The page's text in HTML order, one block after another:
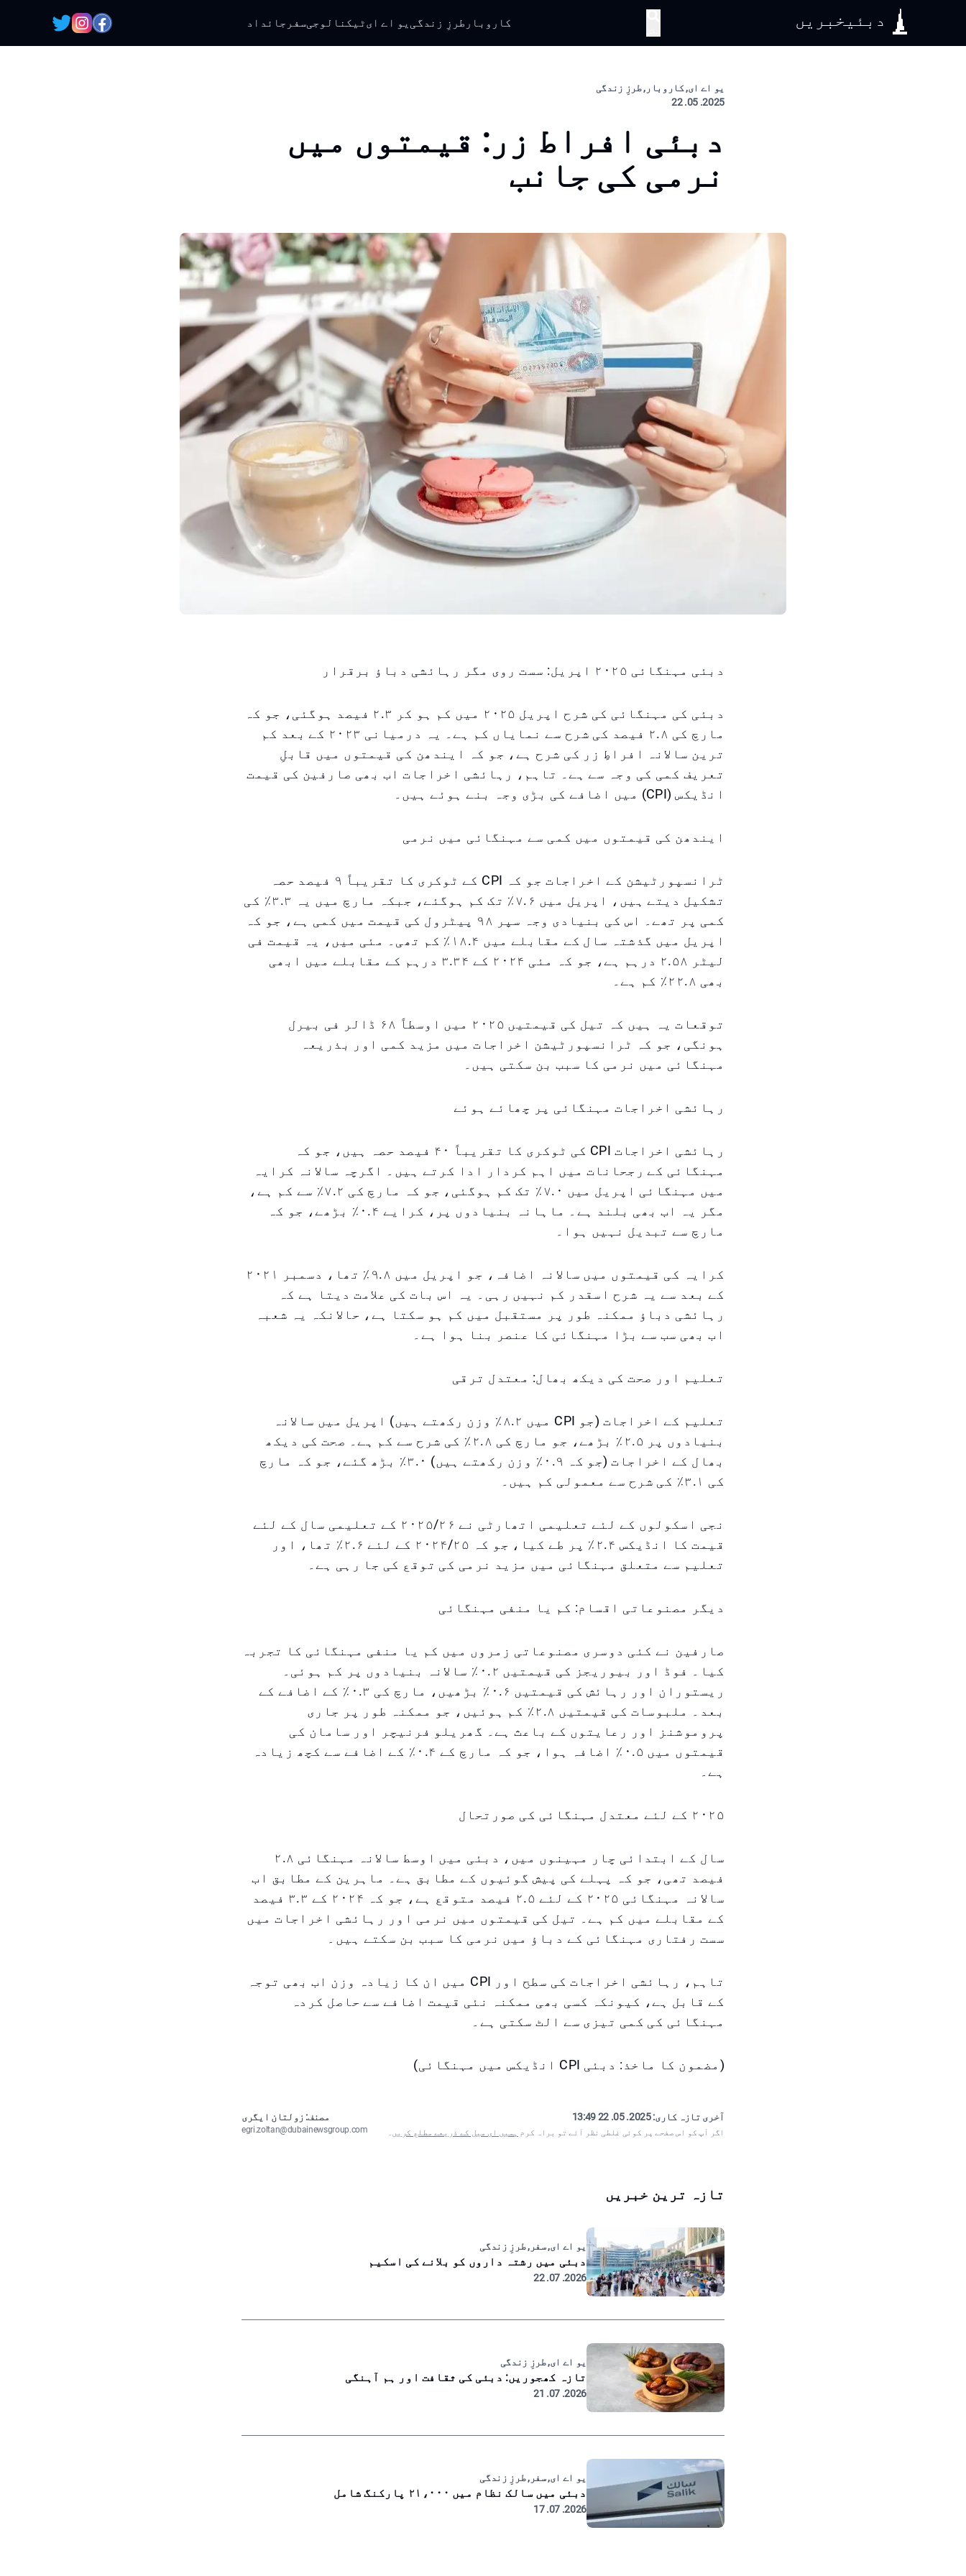
دبئیخبریں کاروبار طرزِ زندگی یو اے ایٹیکنالوجیسفر جائداد
یو اے ای, کاروبار, طرزِ زندگی
2025. 05. 22
دبئی افراط زر: قیمتوں میں
نرمی کی جانب
دبئی مہنگائی ۲۰۲۵ اپریل: سست روی مگر رہائشی دباؤ برقرار
دبئی کی مہنگائی کی شرح اپریل ۲۰۲۵ میں کم ہو کر ۲.۳ فیصد ہوگئی، جو کہ
مارچ کی ۲.۸ فیصد کی شرح سے نمایاں کم ہے۔ یہ درمیانی ۲۰۲۳ کے بعد کم
ترین سالانہ افراطِ زر کی شرح ہے، جو کہ ایندھن کی قیمتوں میں قابلِ
تعریف کمی کی وجہ سے ہے۔ تاہم، رہائشی اخراجات اب بھی صارفین کی قیمت
انڈیکس (CPI) میں اضافے کی بڑی وجہ بنے ہوئے ہیں۔
ایندھن کی قیمتوں میں کمی سے مہنگائی میں نرمی
ٹرانسپورٹیشن کے اخراجات جو کہ CPI کے ٹوکری کا تقریباً ۹ فیصد حصہ
تشکیل دیتے ہیں، اپریل میں ۷.۶٪ تک کم ہوگئے، جبکہ مارچ میں یہ ۳.۳٪ کی
کمی پر تھے۔ اس کی بنیادی وجہ سپر ۹۸ پیٹرول کی قیمت میں کمی ہے، جو کہ
اپریل میں گذشتہ سال کے مقابلے میں ۱۸.۴٪ کم تھی۔ مئی میں، یہ قیمت فی
لیٹر ۲.۵۸ درہم ہے، جو کہ مئی ۲۰۲۴ کے ۳.۳۴ درہم کے مقابلے میں ابھی
بھی ۲۲.۸٪ کم ہے۔
توقعات یہ ہیں کہ تیل کی قیمتیں ۲۰۲۵ میں اوسطاً ۶۸ ڈالر فی بیرل
ہونگی، جو کہ ٹرانسپورٹیشن اخراجات میں مزید کمی اور بذریعہ
مہنگائی میں نرمی کا سبب بن سکتی ہیں۔
رہائشی اخراجات مہنگائی پر چھائے ہوئے
رہائشی اخراجات CPI کی ٹوکری کا تقریباً ۴۰ فیصد حصہ ہیں، جو کہ
مہنگائی کے رجحانات میں اہم کردار ادا کرتے ہیں۔ اگرچہ سالانہ کرایہ
میں مہنگائی اپریل میں ۷.۰٪ تک کم ہوگئی، جو کہ مارچ کی ۷.۲٪ سے کم ہے،
مگر یہ اب بھی بلند ہے۔ ماہانہ بنیادوں پر، کرایے ۰.۴٪ بڑھے، جو کہ
مارچ سے تبدیل نہیں ہوا۔
کرایہ کی قیمتوں میں سالانہ اضافہ، جو اپریل میں ۹.۸٪ تھا، دسمبر ۲۰۲۱
کے بعد سے یہ شرح اسقدر کم نہیں رہی۔ یہ اس بات کی علامت دیتا ہے کہ
رہائشی دباؤ ممکنہ طور پر مستقبل میں کم ہو سکتا ہے، حالانکہ یہ شعبہ
اب بھی سب سے بڑا مہنگائی کا عنصر بنا ہوا ہے۔
تعلیم اور صحت کی دیکھ بھال: معتدل ترقی
تعلیم کے اخراجات (جو CPI میں ۸.۲٪ وزن رکھتے ہیں) اپریل میں سالانہ
بنیادوں پر ۲.۵٪ بڑھے، جو مارچ کی ۲.۸٪ کی شرح سے کم ہے۔ صحت کی دیکھ
بھال کے اخراجات (جو کہ ۰.۹٪ وزن رکھتے ہیں) ۳.۰٪ بڑھ گئے، جو کہ مارچ
کی ۳.۱٪ کی شرح سے معمولی کم ہیں۔
نجی اسکولوں کے لئے تعلیمی اتھارٹی نے ۲۰۲۵/۲۶ کے تعلیمی سال کے لئے
قیمت کا انڈیکس ۲.۴٪ پر طے کیا، جو کہ ۲۰۲۴/۲۵ کے لئے ۲.۶٪ تھا، اور
تعلیم سے متعلق مہنگائی میں مزید نرمی کی توقع کی جا رہی ہے۔
دیگر مصنوعاتی اقسام: کم یا منفی مہنگائی
صارفین نے کئی دوسری مصنوعاتی زمروں میں کم یا منفی مہنگائی کا تجربہ
کیا۔ فوڈ اور بیوریجز کی قیمتیں ۰.۲٪ سالانہ بنیادوں پر کم ہوئی۔
ریستوران اور رہائش کی قیمتیں ۰.۶٪ بڑھیں، مارچ کی ۰.۳٪ کے اضافے کے
بعد۔ ملبوسات کی قیمتیں ۲.۸٪ کم ہوئیں، جو ممکنہ طور پر جاری
پروموشنز اور رعایتوں کے باعث ہے۔ گھریلو فرنیچر اور سامان کی
قیمتوں میں ۰.۵٪ اضافہ ہوا، جو کہ مارچ کے ۰.۴٪ کے اضافے سے کچھ زیادہ
ہے۔
۲۰۲۵ کے لئے معتدل مہنگائی کی صورتحال
سال کے ابتدائی چار مہینوں میں، دبئی میں اوسط سالانہ مہنگائی ۲.۸
فیصد تھی، جو کہ پہلے کی پیش گوئیوں کے مطابق ہے۔ ماہرین کے مطابق اب
سالانہ مہنگائی ۲۰۲۵ کے لئے ۲.۵ فیصد متوقع ہے، جو کہ ۲۰۲۴ کے ۳.۳ فیصد
کے مقابلے میں کم ہے۔ تیل کی قیمتوں میں نرمی اور رہائشی اخراجات میں
سست رفتاری مہنگائی کے دباؤ میں نرمی کا سبب بن سکتے ہیں۔
تاہم، رہائشی اخراجات کی سطح اور CPI میں ان کا زیادہ وزن اب بھی توجہ
کے قابل ہے، کیونکہ کسی بھی ممکنہ نئی قیمت اضافے سے حاصل کردہ
مہنگائی کی کمی تیزی سے الٹ سکتی ہے۔
(مضمون کا ماخذ: دبئی CPI انڈیکس میں مہنگائی)
آخری تازہ کاری:2025. 05. 22 13:49
اگر آپ کو اس صفحے پر کوئی غلطی نظر آئے تو براہ کرم ہمیں ای میل کے ذریعے مطلع کریں۔
مصنف: زولتان ایگری
egri.zoltan@dubainewsgroup.com
تازہ ترین خبریں
یو اے ای, سفر, طرزِ زندگی
دبئی میں رشتہ داروں کو بلانے کی اسکیم
2026. 07. 22
یو اے ای, طرزِ زندگی
تازہ کھجوریں: دبئی کی ثقافت اور ہم آہنگی
2026. 07. 21
یو اے ای, سفر, طرزِ زندگی
دبئی میں سالک نظام میں ۲۱،۰۰۰ پارکنگ شامل
2026. 07. 17